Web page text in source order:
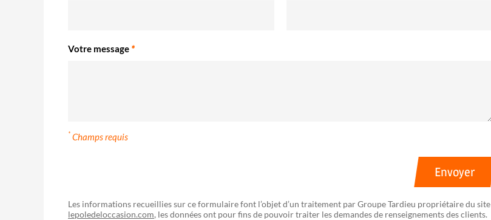
Votre message *
* Champs requis
Envoyer
Les informations recueillies sur ce formulaire font l’objet d’un traitement par Groupe Tardieu propriétaire du site
lepoledeloccasion.com, les données ont pour fins de pouvoir traiter les demandes de renseignements des clients.